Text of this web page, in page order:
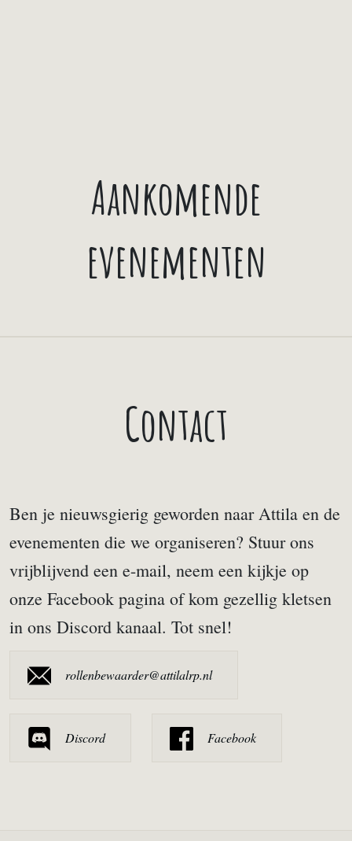
Aankomende
evenementen
Contact
Ben je nieuwsgierig geworden naar Attila en de
evenementen die we organiseren? Stuur ons
vrijblijvend een e-mail, neem een kijkje op
onze Facebook pagina of kom gezellig kletsen
in ons Discord kanaal. Tot snel!
rollenbewaarder@attilalrp.nl
Discord Facebook